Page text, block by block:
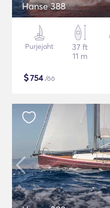
Hanse 388
Purjejaht
37 ft
11 m
$754/öö